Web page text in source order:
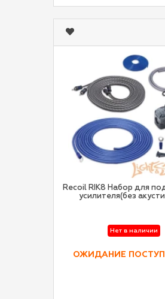
Recoil RIK8 Набор для
усилителя(без
Нет в наличии
ОЖИДАНИЕ